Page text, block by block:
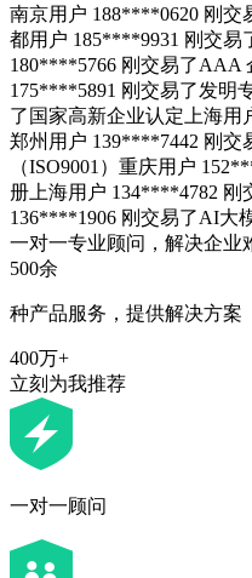
南京用户 188****0620 刚交
都用户 185****9931 刚交易
180****5766 刚交易了AAA
175****5891 刚交易了发明
了国家高新企业认定 上海
郑州用户 139****7442 刚交
（ISO9001） 重庆用户
册 上海用户 134****4782
136****1906 刚交易了AI大
一对一专业顾问，解决企业
500余
种产品服务，提供解决方案
400万+
立刻为我推荐
一对一顾问